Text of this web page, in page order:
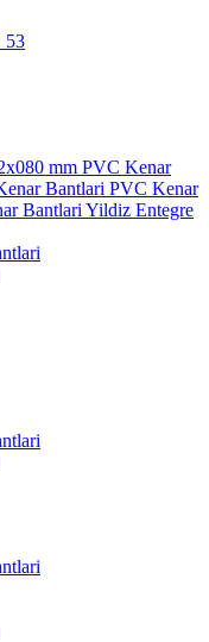
53
mm PVC Kenar
Bantlari PVC Kenar
Bantlari Yildiz Entegre